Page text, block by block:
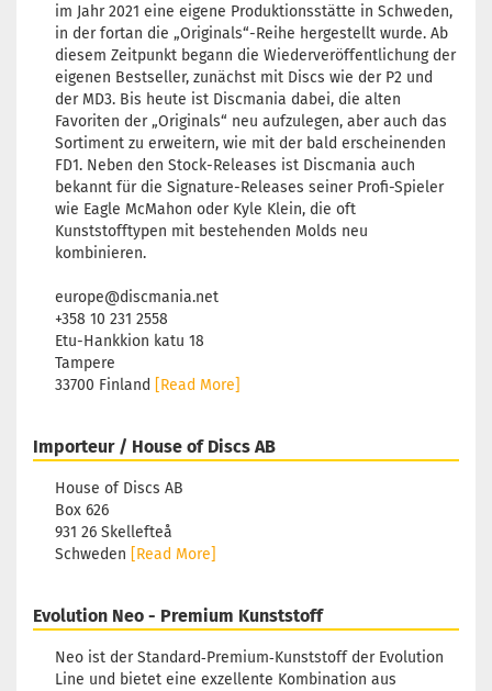
im Jahr 2021 eine eigene Produktionsstätte in Schweden,
in der fortan die „Originals“-Reihe hergestellt wurde. Ab
diesem Zeitpunkt begann die Wiederveröffentlichung der
eigenen Bestseller, zunächst mit Discs wie der P2 und
der MD3. Bis heute ist Discmania dabei, die alten
Favoriten der „Originals“ neu aufzulegen, aber auch das
Sortiment zu erweitern, wie mit der bald erscheinenden
FD1. Neben den Stock-Releases ist Discmania auch
bekannt für die Signature-Releases seiner Profi-Spieler
wie Eagle McMahon oder Kyle Klein, die oft
Kunststofftypen mit bestehenden Molds neu
kombinieren.
europe@discmania.net
+358 10 231 2558
Etu-Hankkion katu 18
Tampere
33700 Finland [Read More]
Importeur / House of Discs AB
House of Discs AB
Box 626
931 26 Skellefteå
Schweden [Read More]
Evolution Neo - Premium Kunststoff
Neo ist der Standard‑Premium‑Kunststoff der Evolution
Line und bietet eine exzellente Kombination aus